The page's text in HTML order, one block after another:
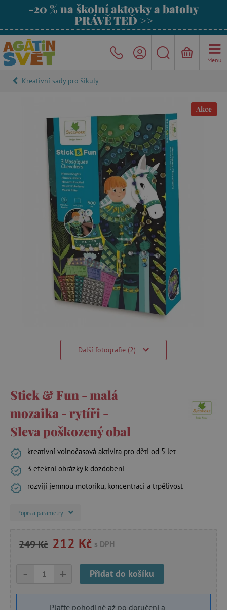
-20 % na školní aktovky a batohy
PRÁVĚ TEĎ >>
Menu
Kreativní sady pro šikuly
Akce
Další fotografie (2)
Stick & Fun - malá
mozaika - rytíři -
Sleva poškozený obal
kreativní volnočasová aktivita pro děti od 5 let
3 efektní obrázky k dozdobení
rozvíjí jemnou motoriku, koncentraci a trpělivost
Popis a parametry
249 Kč 212 Kč s DPH
+
- Přidat do košíku
Plaťte pohodlně až po doručení a